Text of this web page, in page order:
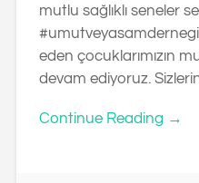
mutlu sağlıklı seneler
eden çocuklarımızın
devam ediyoruz.
Continue Reading →